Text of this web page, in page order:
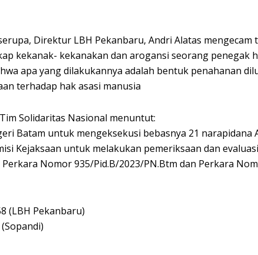
Direktur LBH Pekanbaru, Andri Alatas mengecam
kekanak- kekanakan dan arogansi seorang penegak
apa yang dilakukannya adalah bentuk penahanan
terhadap hak asasi manusia
Solidaritas Nasional menuntut:
Batam untuk mengeksekusi bebasnya 21 narapidana
Kejaksaan untuk melakukan pemeriksaan dan
Nomor 935/Pid.B/2023/PN.Btm dan Perkara
(LBH Pekanbaru)